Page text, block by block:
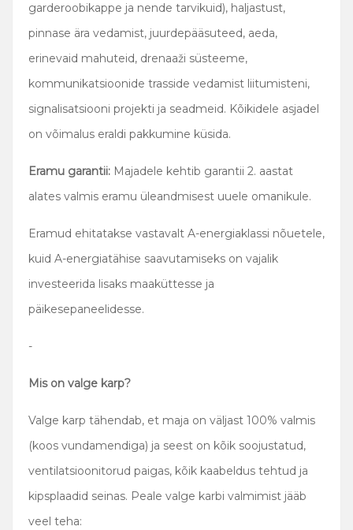
garderoobikappe ja nende tarvikuid), haljastust,
pinnase ära vedamist, juurdepääsuteed, aeda,
erinevaid mahuteid, drenaaži süsteeme,
kommunikatsioonide trasside vedamist liitumisteni,
signalisatsiooni projekti ja seadmeid. Kõikidele asjadel
on võimalus eraldi pakkumine küsida.
Eramu garantii: Majadele kehtib garantii 2. aastat
alates valmis eramu üleandmisest uuele omanikule.
Eramud ehitatakse vastavalt A-energiaklassi nõuetele,
kuid A-energiatähise saavutamiseks on vajalik
investeerida lisaks maaküttesse ja
päikesepaneelidesse.
-
Mis on valge karp?
Valge karp tähendab, et maja on väljast 100% valmis
(koos vundamendiga) ja seest on kõik soojustatud,
ventilatsioonitorud paigas, kõik kaabeldus tehtud ja
kipsplaadid seinas. Peale valge karbi valmimist jääb
veel teha: